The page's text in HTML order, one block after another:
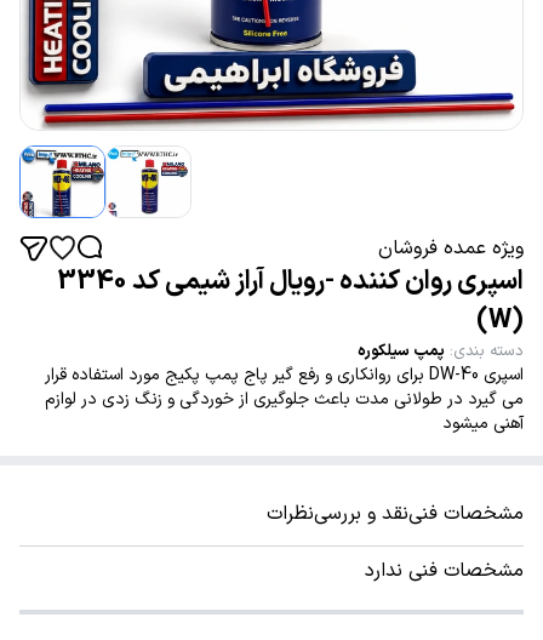
ویژه عمده فروشان
اسپری روان کننده -رویال آراز شیمی کد 3340
(W)
دسته بندی: پمپ سیلکوره
اسپری DW-40 برای روانکاری و رفع گیر پاج پمپ پکیج مورد استفاده قرار
می گیرد در طولانی مدت باعث جلوگیری از خوردگی و زنگ زدی در لوازم
آهنی میشود
مشخصات فنینقد و بررسینظرات
مشخصات فنی ندارد